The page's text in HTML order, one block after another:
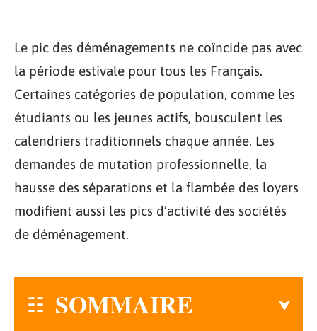
Le pic des déménagements ne coïncide pas avec
la période estivale pour tous les Français.
Certaines catégories de population, comme les
étudiants ou les jeunes actifs, bousculent les
calendriers traditionnels chaque année. Les
demandes de mutation professionnelle, la
hausse des séparations et la flambée des loyers
modifient aussi les pics d’activité des sociétés
de déménagement.
SOMMAIRE